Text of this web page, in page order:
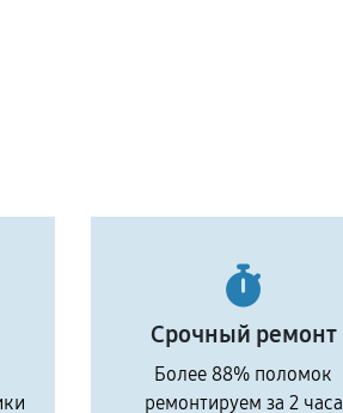
Срочный ремонт
Более 88% поломок
ремонтируем за 2 часа